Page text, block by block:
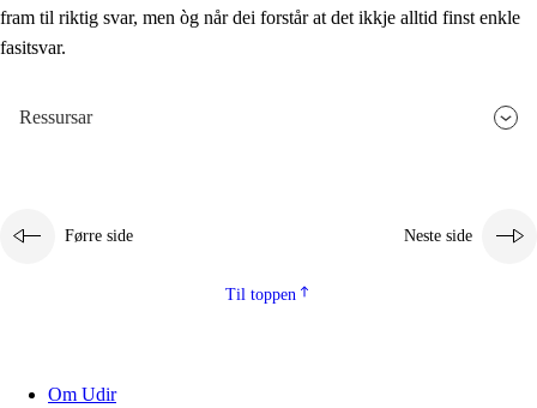
fram til riktig svar, men òg når dei forstår at det ikkje alltid finst enkle
fasitsvar.
Ressursar
Førre side Neste side
Til toppen
Om Udir